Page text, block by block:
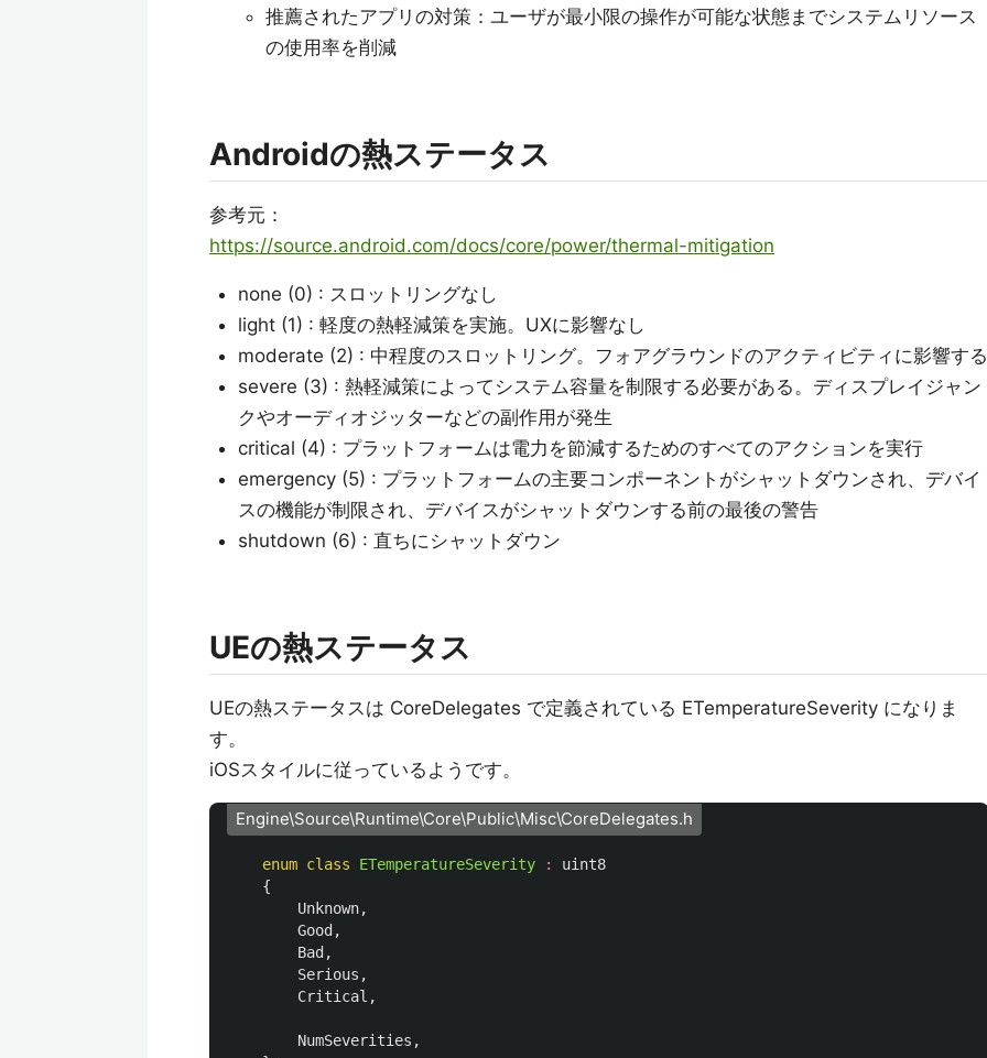
推薦されたアプリの対策：ユーザが最小限の操作が可能な状態までシステムリソース
の使用率を削減
Androidの熱ステータス
参考元：
https://source.android.com/docs/core/power/thermal-mitigation
none (0) : スロットリングなし
light (1) : 軽度の熱軽減策を実施。UXに影響なし
moderate (2) : 中程度のスロットリング。フォアグラウンドのアクティビティに影響する
severe (3) : 熱軽減策によってシステム容量を制限する必要がある。ディスプレイジャン
クやオーディオジッターなどの副作用が発生
critical (4) : プラットフォームは電力を節減するためのすべてのアクションを実行
emergency (5) : プラットフォームの主要コンポーネントがシャットダウンされ、デバイ
スの機能が制限され、デバイスがシャットダウンする前の最後の警告
shutdown (6) : 直ちにシャットダウン
UEの熱ステータス
UEの熱ステータスは CoreDelegates で定義されている ETemperatureSeverity になりま
す。
iOSスタイルに従っているようです。
Engine\Source\Runtime\Core\Public\Misc\CoreDelegates.h
enum class ETemperatureSeverity :
uint8
{
Unknown,
Good ,
Bad ,
Serious ,
Critical ,
NumSeverities ,